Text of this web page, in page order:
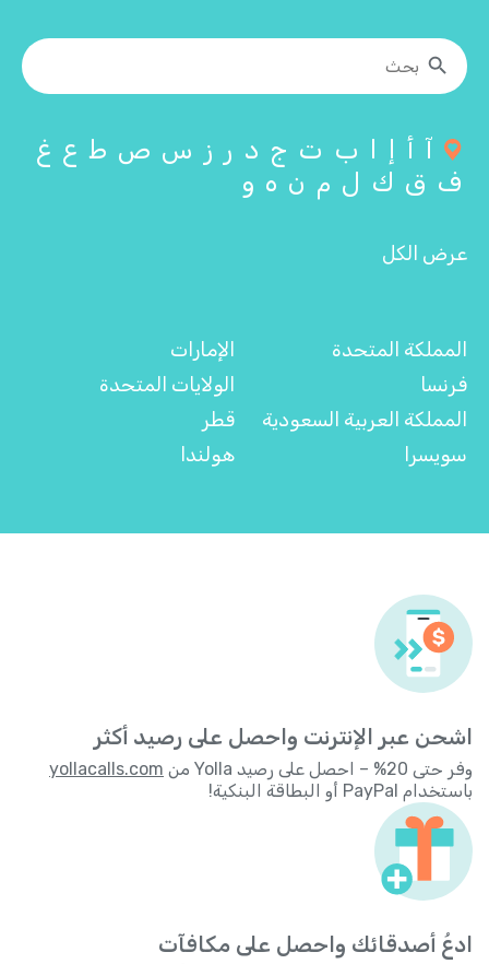
آ أ إ ا ب ت ج د ر ز س ص ط ع غ
ف ق ك ل م ن ه و
عرض الكل
المملكة المتحدة
فرنسا
المملكة العربية السعودية
سويسرا
الإمارات
الولايات المتحدة
قطر
هولندا
اشحن عبر الإنترنت واحصل على رصيد أكثر
وفر حتى 20% – احصل على رصيد Yolla من
yollacalls.com
باستخدام PayPal أو البطاقة البنكية!
ادعُ أصدقائك واحصل على مكافآت